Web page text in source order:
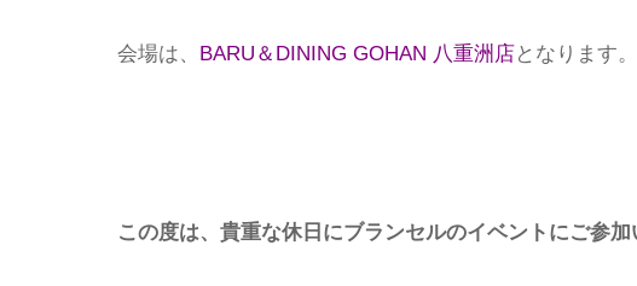
会場は、 BARU＆DINING GOHAN 八重洲店となります。
この度は、貴重な休日にブランセルのイベントにご参